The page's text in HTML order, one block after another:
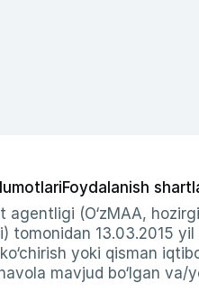
Foydalanish
(O‘zMAA,
13.03.2015
yoki qisman
mavjud bo‘lgan